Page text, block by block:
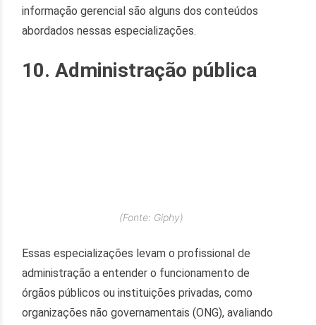
informação gerencial são alguns dos conteúdos
abordados nessas especializações.
10. Administração pública
(Fonte: Giphy)
Essas especializações levam o profissional de
administração a entender o funcionamento de
órgãos públicos ou instituições privadas, como
organizações não governamentais (ONG), avaliando